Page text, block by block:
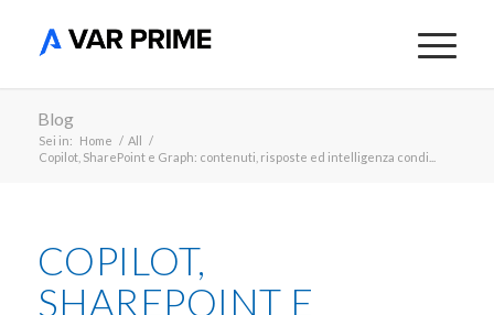
Blog
Sei in: Home / All /
Copilot, SharePoint e Graph: contenuti, risposte ed intelligenza condi...
COPILOT,
SHAREPOINT E